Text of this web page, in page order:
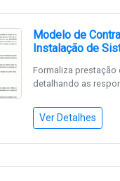
Modelo de
Instalação de
Formaliza prestação
detalhando as
Ver Detalhes